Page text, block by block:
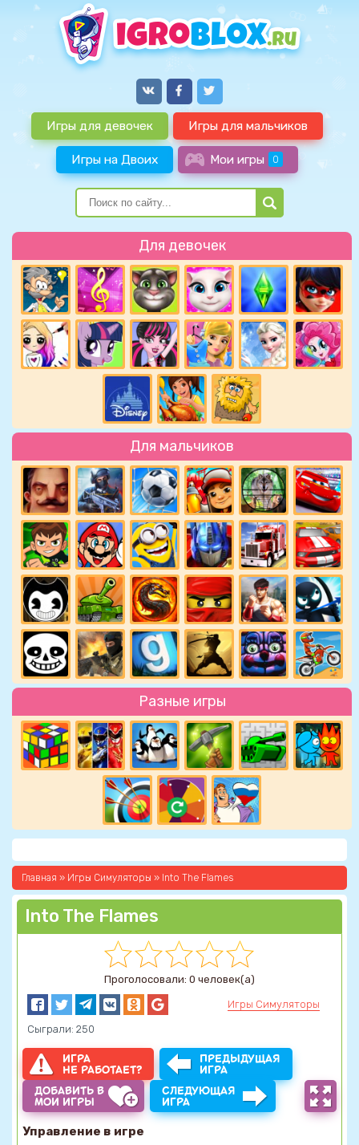
Игры для девочек Игры для мальчиков
Игры на Двоих Мои игры 0
Для девочек
Для мальчиков
Разные игры
Главная » Игры Симуляторы » Into The Flames
Into The Flames
Проголосовали: 0 человек(а)
Игры Симуляторы
Сыграли: 250
ИГРА
НЕ РАБОТАЕТ?
ПРЕДЫДУЩАЯ
ИГРА
ДОБАВИТЬ В
МОИ ИГРЫ
СЛЕДУЮЩАЯ
ИГРА
Управление в игре